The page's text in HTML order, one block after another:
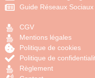
Guide Réseaux Sociaux
CGV
Mentions légales
Politique de cookies
Politique de
Règlement